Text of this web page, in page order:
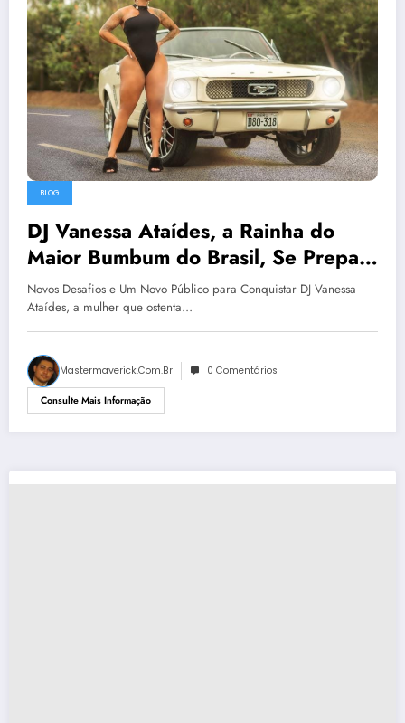
BLOG
DJ Vanessa Ataídes, a Rainha do
Maior Bumbum do Brasil, Se Prepara
para Arrasar nas Boates Cariocas
Novos Desafios e Um Novo Público para Conquistar DJ Vanessa
Ataídes, a mulher que ostenta…
Mastermaverick.com.br 0 Comentários
Consulte Mais Informação